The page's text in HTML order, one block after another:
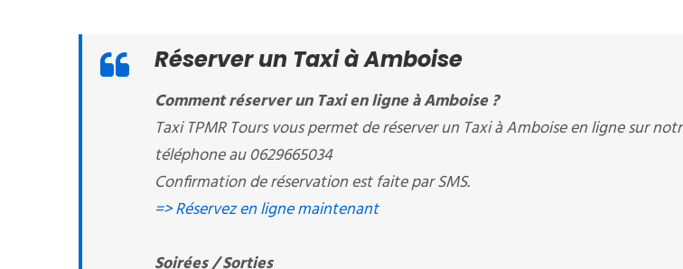
Réserver un Taxi à Amboise
Comment réserver un Taxi en ligne à Amboise ?
Taxi TPMR Tours vous permet de réserver un Taxi à Amboise en ligne sur
téléphone au 0629665034
Confirmation de réservation est faite par SMS.
=> Réservez en ligne maintenant